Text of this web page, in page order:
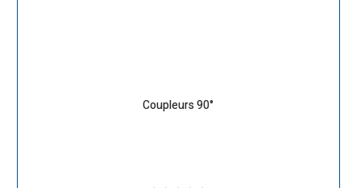
Coupleurs 90°